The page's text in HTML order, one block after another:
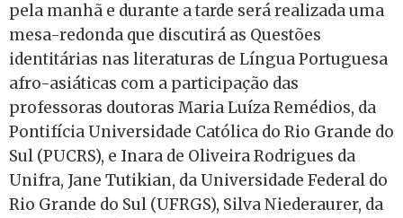
pela manhã e durante a tarde será realizada uma
mesa-redonda que discutirá as Questões
identitárias nas literaturas de Língua Portuguesa
afro-asiáticas com a participação das
professoras doutoras Maria Luíza Remédios, da
Pontifícia Universidade Católica do Rio Grande do
Sul (PUCRS), e Inara de Oliveira Rodrigues da
Unifra, Jane Tutikian, da Universidade Federal do
Rio Grande do Sul (UFRGS), Silva Niederaurer, da